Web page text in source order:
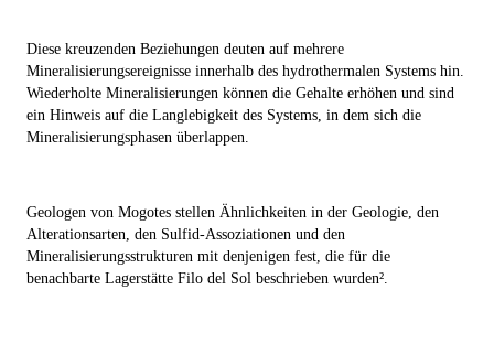
Diese kreuzenden Beziehungen deuten auf mehrere
Mineralisierungsereignisse innerhalb des hydrothermalen Systems hin.
Wiederholte Mineralisierungen können die Gehalte erhöhen und sind
ein Hinweis auf die Langlebigkeit des Systems, in dem sich die
Mineralisierungsphasen überlappen.
Geologen von Mogotes stellen Ähnlichkeiten in der Geologie, den
Alterationsarten, den Sulfid-Assoziationen und den
Mineralisierungsstrukturen mit denjenigen fest, die für die
benachbarte Lagerstätte Filo del Sol beschrieben wurden².